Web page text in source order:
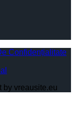
Confidențialitate
vreausite.eu